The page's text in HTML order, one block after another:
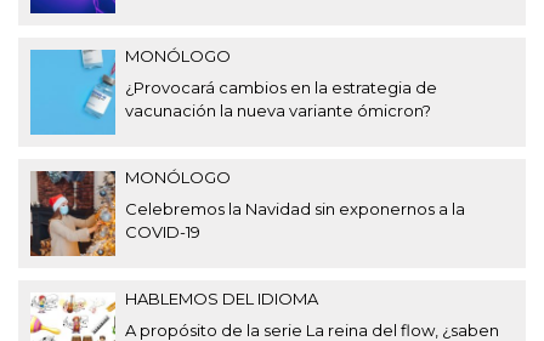
MONÓLOGO
¿Provocará cambios en la estrategia de
vacunación la nueva variante ómicron?
MONÓLOGO
Celebremos la Navidad sin exponernos a la
COVID-19
HABLEMOS DEL IDIOMA
A propósito de la serie La reina del flow, ¿saben